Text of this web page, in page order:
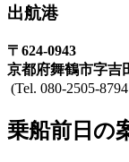
出航港
〒624-0943
京都府舞鶴市字吉
(Tel. 080-2505-
乗船前日の